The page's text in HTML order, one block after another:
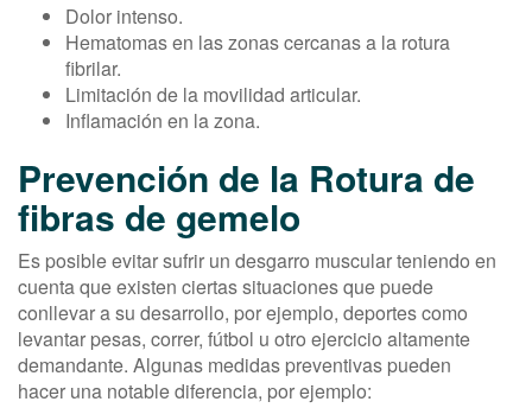
Dolor intenso.
Hematomas en las zonas cercanas a la rotura
fibrilar.
Limitación de la movilidad articular.
Inflamación en la zona.
Prevención de la Rotura de
fibras de gemelo
Es posible evitar sufrir un desgarro muscular teniendo en
cuenta que existen ciertas situaciones que puede
conllevar a su desarrollo, por ejemplo, deportes como
levantar pesas, correr, fútbol u otro ejercicio altamente
demandante. Algunas medidas preventivas pueden
hacer una notable diferencia, por ejemplo: